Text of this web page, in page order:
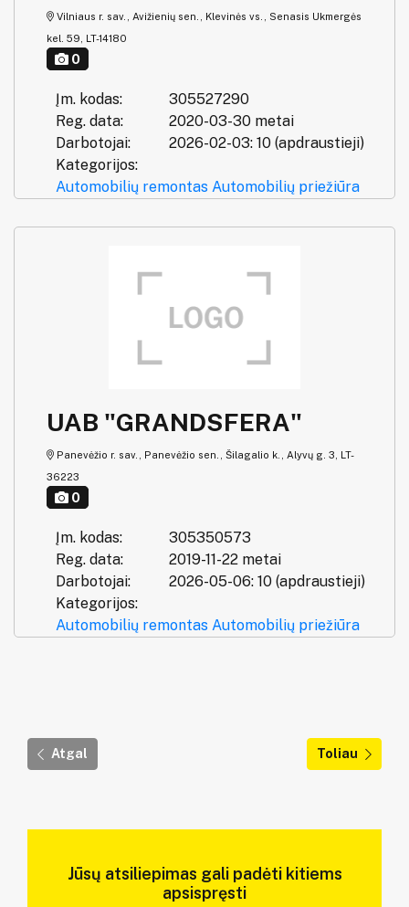
Vilniaus r. sav., Avižienių sen., Klevinės vs., Senasis Ukmergės
kel. 59, LT-14180
0
Įm. kodas:
305527290
Reg. data:
2020-03-30 metai
Darbotojai:
2026-02-03: 10 (apdraustieji)
Kategorijos:
Automobilių remontas Automobilių priežiūra
UAB "GRANDSFERA"
Panevėžio r. sav., Panevėžio sen., Šilagalio k., Alyvų g. 3, LT-
36223
0
Įm. kodas:
305350573
Reg. data:
2019-11-22 metai
Darbotojai:
2026-05-06: 10 (apdraustieji)
Kategorijos:
Automobilių remontas Automobilių priežiūra
Atgal Toliau
Jūsų atsiliepimas gali padėti kitiems
apsispręsti